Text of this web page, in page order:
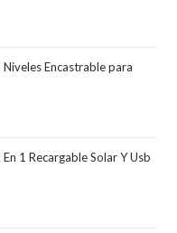
Encastrable para
1 Recargable Solar Y Usb